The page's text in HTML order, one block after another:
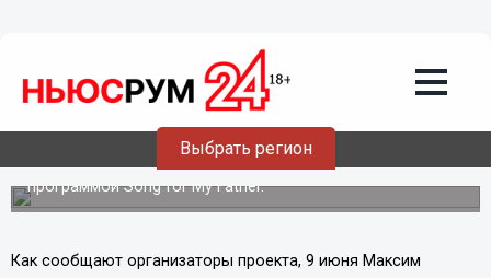
Выбрать регион
30.05.201321:30
Песню для отца исполнят джазовые
музыканты 9 июня
Максим Челомин и Евгений Брахман выступают с
программой Song for My Father.
Как сообщают организаторы проекта, 9 июня Максим